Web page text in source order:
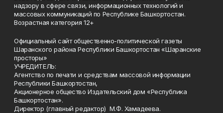
надзору в сфере связи, информационных технологий и
массовых коммуникаций по Республике Башкортостан.
Возрастная категория 12+
Официальный сайт общественно-политической газеты
Шаранского района Республики Башкортостан «Шаранские
просторы»
УЧРЕДИТЕЛЬ:
Агентство по печати и средствам массовой информации
Республики Башкортостан,
Акционерное общество Издательский дом «Республика
Башкортостан».
Директор (главный редактор) М.Ф. Хамадеева.